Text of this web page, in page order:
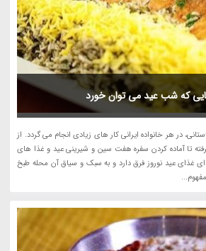
که شب عید می توان خورد
در هر خانواده ایرانی کار های زیادی انجام می گردد. از
تا آماده کردن سفره هفت سین و شیرینی عید و غذا های
غذای عید نوروز فرق دارد و به سبک و سیاق آن محله طبخ